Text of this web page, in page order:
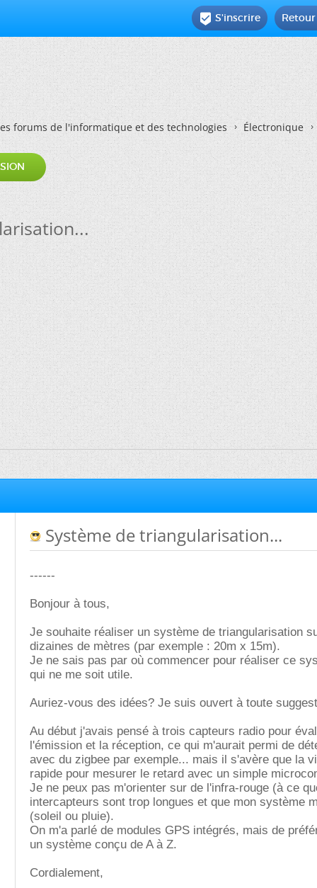
 S'inscrire
forums de l'informatique et des technologies Électronique
Système de triangularisation...
------
Bonjour à tous,
Je souhaite réaliser un système de triangularisation
dizaines de mètres (par exemple : 20m x 15m).
Je ne sais pas par où commencer pour réaliser ce
qui ne me soit utile.
Auriez-vous des idées? Je suis ouvert à toute
Au début j'avais pensé à trois capteurs radio pour
l'émission et la réception, ce qui m'aurait permi de
avec du zigbee par exemple... mais il s'avère que la
rapide pour mesurer le retard avec un simple
Je ne peux pas m'orienter sur de l'infra-rouge (à ce
intercapteurs sont trop longues et que mon système
(soleil ou pluie).
On m'a parlé de modules GPS intégrés, mais de
un système conçu de A à Z.
Cordialement,